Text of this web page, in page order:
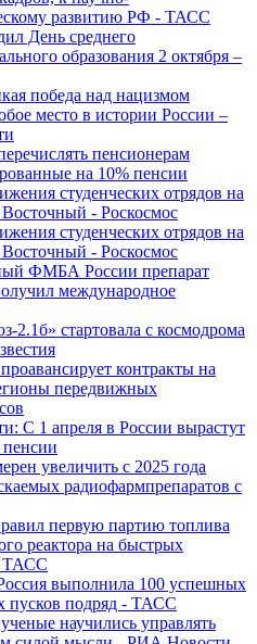
развитию РФ - ТАСС
День среднего
образования 2 октября –
победа над нацизмом
место в истории России –
пенсионерам
на 10% пенсии
студенческих отрядов на
- Роскосмос
студенческих отрядов на
- Роскосмос
ФМБА России препарат
международное
2.1б» стартовала с космодрома
контракты на
передвижных
С 1 апреля в России вырастут
увеличить с 2025 года
радиофармпрепаратов с
первую партию топлива
реактора на быстрых
ТАСС
выполнила 100 успешных
пусков подряд - ТАСС
научились управлять